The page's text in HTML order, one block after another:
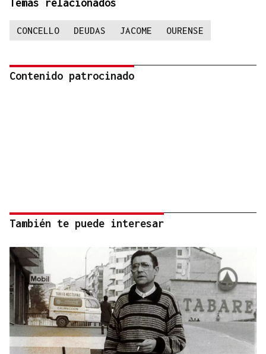
Temas relacionados
CONCELLO DEUDAS JACOME OURENSE
Contenido patrocinado
También te puede interesar